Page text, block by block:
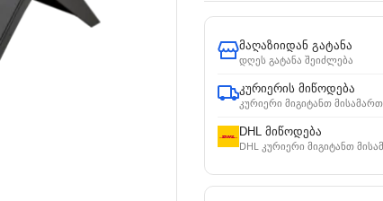
მაღაზიიდან გატანა
დღეს გატანა შეიძლება
კურიერის მიწოდება
კურიერი მიგიტანთ
DHL მიწოდება
DHL კურიერი მიგიტანთ